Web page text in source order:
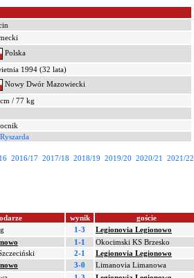
Polska
1994 (32 lata)
Nowy Dwór Mazowiecki
/ 77 kg
Ryszarda
2016/17 2017/18 2018/19 2019/20 2020/21 2021/22
wynik goście
1-3 Legionovia Legionowo
1-1 Okocimski KS Brzesko
2-1 Legionovia Legionowo
3-0 Limanovia Limanowa